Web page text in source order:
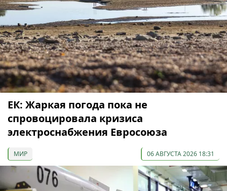
ЕК: Жаркая погода пока не
спровоцировала кризиса
электроснабжения Евросоюза
МИР 06 АВГУСТА 2026 18:31